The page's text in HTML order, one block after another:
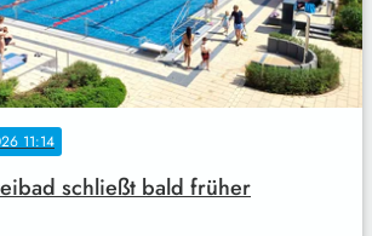
11:14
schließt bald früher